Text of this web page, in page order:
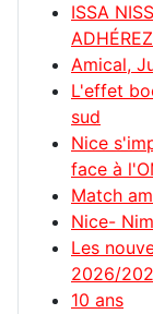
ISSA
ADHÉREZ
Amical,
L'effet
sud
Nice
face à
Match
Nice-
Les
2026/
10 ans